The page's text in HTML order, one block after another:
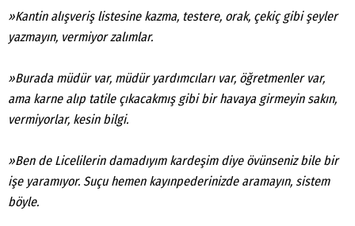
»Kantin alışveriş listesine kazma, testere, orak, çekiç gibi şeyler
yazmayın, vermiyor zalımlar.
»Burada müdür var, müdür yardımcıları var, öğretmenler var,
ama karne alıp tatile çıkacakmış gibi bir havaya girmeyin sakın,
vermiyorlar, kesin bilgi.
»Ben de Licelilerin damadıyım kardeşim diye övünseniz bile bir
işe yaramıyor. Suçu hemen kayınpederinizde aramayın, sistem
böyle.
Arama
Popüler